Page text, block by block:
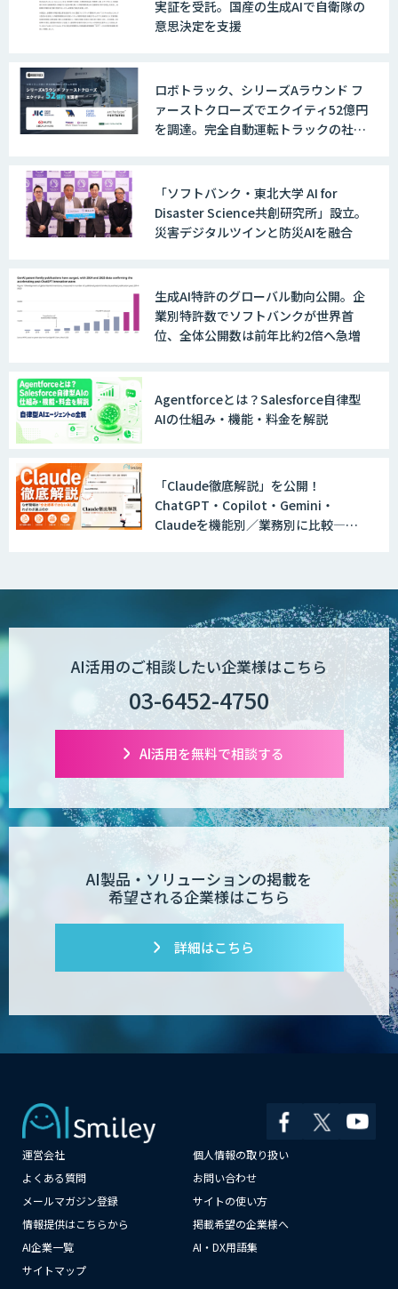
実証を受託。国産の生成AIで自衛隊の
意思決定を支援
ロボトラック、シリーズAラウンド フ
ァーストクローズでエクイティ52億円
を調達。完全自動運転トラックの社会
「ソフトバンク・東北大学 AI for
Disaster Science共創研究所」設立。
災害デジタルツインと防災AIを融合
生成AI特許のグローバル動向公開。企
業別特許数でソフトバンクが世界首
位、全体公開数は前年比約2倍へ急増
Agentforceとは？Salesforce自律型
AIの仕組み・機能・料金を解説
「Claude徹底解説」を公開！
ChatGPT・Copilot・Gemini・
Claudeを機能別／業務別に比較―自
AI活用のご相談したい企業様はこちら
03-6452-4750
AI活用を無料で相談する
AI製品・ソリューションの掲載を
希望される企業様はこちら
詳細はこちら
運営会社
個人情報の取り扱い
よくある質問
お問い合わせ
メールマガジン登録
サイトの使い方
情報提供はこちらから
掲載希望の企業様へ
AI企業一覧
AI・DX用語集
サイトマップ